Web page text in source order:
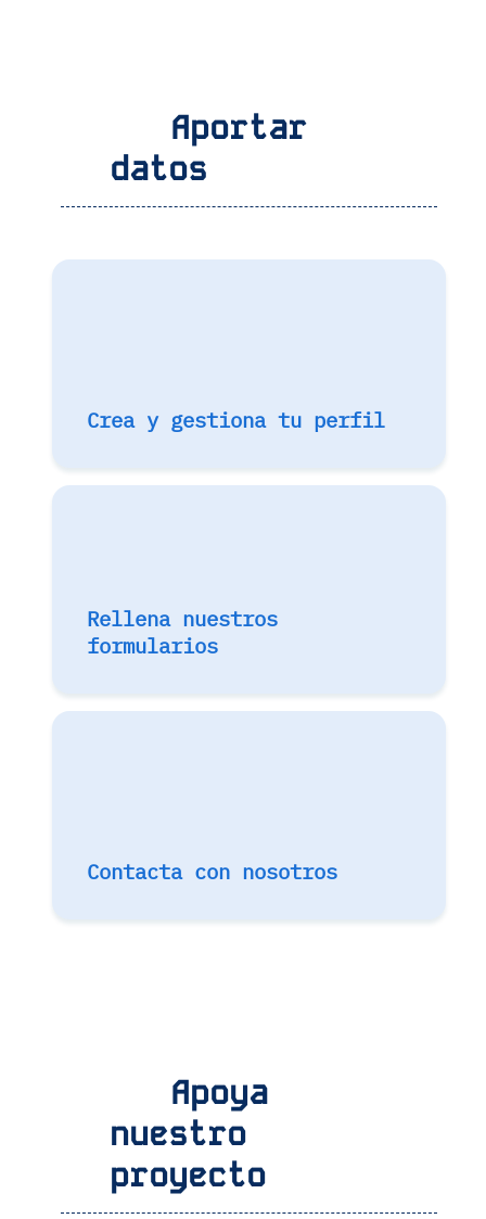
Aportar
datos
Crea y gestiona tu perfil
Rellena nuestros
formularios
Contacta con nosotros
Apoya
nuestro
proyecto